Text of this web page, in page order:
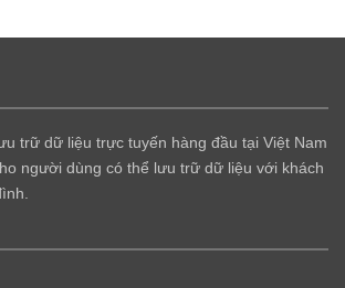
trữ dữ liệu trực tuyến hàng đầu tại Việt Nam
người dùng có thể lưu trữ dữ liệu với khách